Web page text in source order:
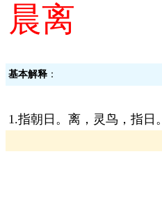
晨离
基本解释 ：
1.指朝日。离，灵鸟，指日。